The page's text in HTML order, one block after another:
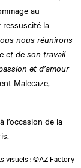
au
la
nous réunirons
et de son travail
et d’amour
Malecaze,
l’occasion de la
visuels : ©AZ Factory